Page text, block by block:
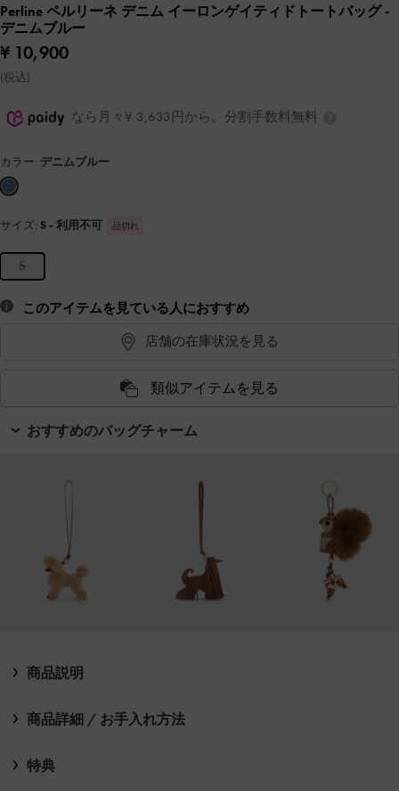
Perline ペルリーネ デニム イーロンゲイティドトートバッグ-
デニムブルー
¥ 10,900
(税込)
なら月々¥ 3,633円から。分割手数料無料
カラー: デニムブルー
サイズ: S - 利用不可 品切れ
S
このアイテムを見ている人におすすめ
店舗の在庫状況を見る
類似アイテムを見る
おすすめのバッグチャーム
商品説明
商品詳細 / お手入れ方法
特典